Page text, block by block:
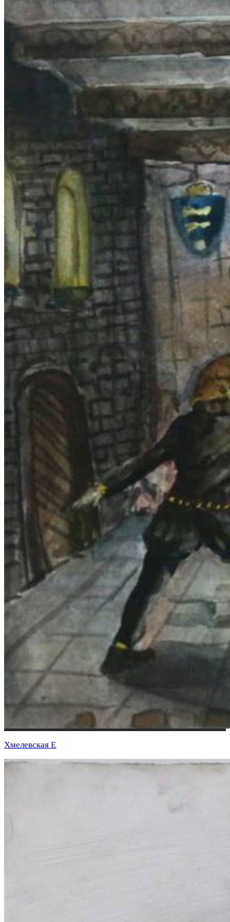
подготовку юных художников в области живописи,
скульптуры и архитектуры. Первыми педагогами школы
были профессора Академии художеств, виднейшие
российские художники. Школу курировали такие мастера
Академии как: С.В. Герасимов, Б.В.Иогансон,
Н.В.Томский, В.М.Орешников, П.П.Белоусов, Б.С.Угаров,
А.А.Мыльников. В числе выпускников лицея
М.К.Аникушин; А.П.Левитин; И.С.Глазунов; В.Ф.Загонек;
В.С.Песиков; М.М.Шемякин; В.Г.Старов;
Я.И.Крестовский; Е.Д.Мальцев; А.Г.Ерёмин; Л.Е.Кербель;
В.И.Тюленев; 3.П.Аршакуни; Э.И.Неизвестный;
В.Э.Горевой; С.Н. Репин; С.А.Кубасов; И.Г.Уралов;
А.А.Пахомов и многие другие. ....
Хмелевская Е